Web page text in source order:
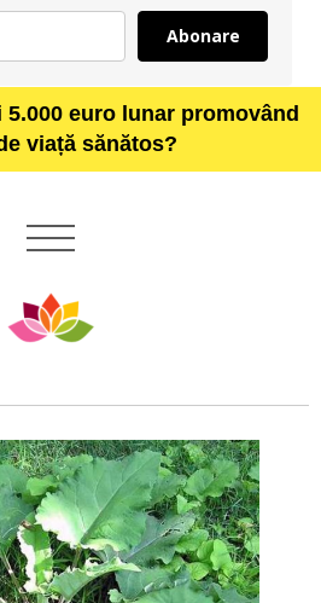
Abonare
euro lunar promovând
viață sănătos?